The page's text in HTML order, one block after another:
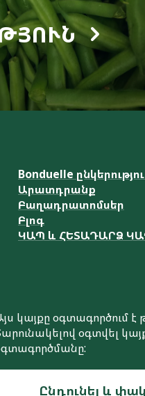
Bonduelle
Արատդրանք
Բաղադրատոմսեր
Բլոգ
ԿԱՊ և ՀԵՏԱԴԱՐՁ
կայքը օգտագործում
օգտվել
Ընդունել և